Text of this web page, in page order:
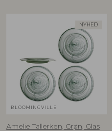
NYHED
BLOOMINGVILLE
Amelie Tallerken, Grøn, Glas